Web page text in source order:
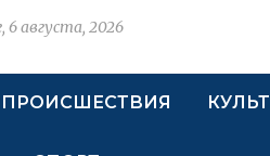
6 августа, 2026
ПРОИСШЕСТВИЯ КУЛЬТ